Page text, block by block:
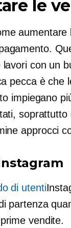
le
aumentare
con un
pecca è che
impiegano
soprattutto
approcci
di utenti
partenza
vendite.